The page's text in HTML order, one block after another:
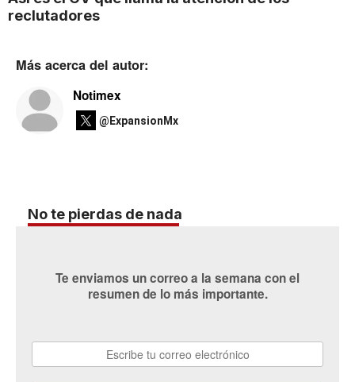
reclutadores
Más acerca del autor:
Notimex
@ExpansionMx
No te pierdas de nada
Te enviamos un correo a la semana con el
resumen de lo más importante.